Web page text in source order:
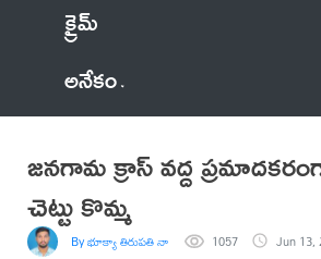
క్రైమ్
అనేకం
జనగామ క్రాస్ వద్ద
చెట్టు కొమ్మ
By భూక్యా తిరుపతి నాయక్ జర్నలిస్ట్
1057 Jun 13,